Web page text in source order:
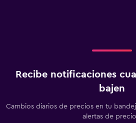
Recibe notificaciones
bajen
Cambios diarios de precios en tu
alertas de